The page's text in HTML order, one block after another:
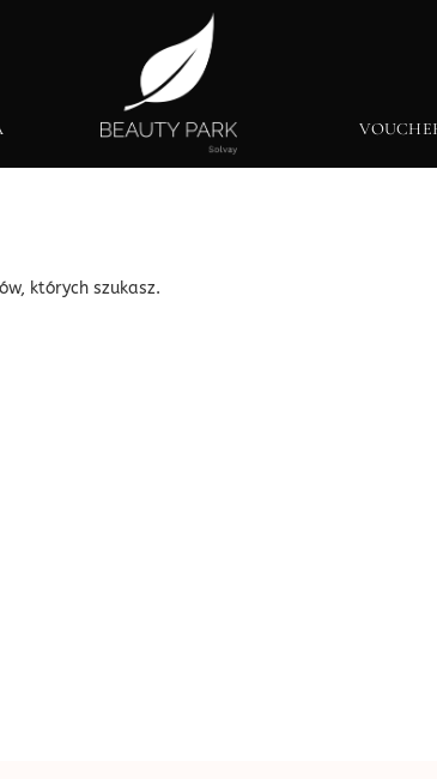
których szukasz.